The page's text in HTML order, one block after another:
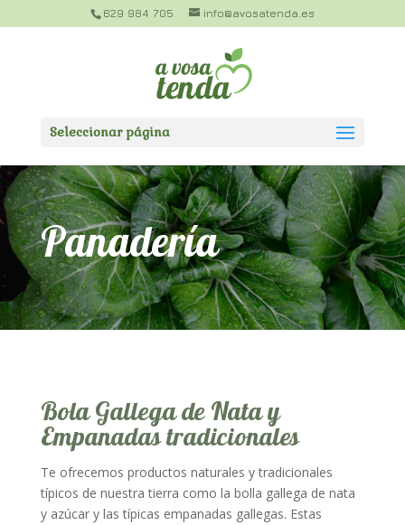
629 984 705 info@avosatenda.es
Seleccionar página
Panadería
Bola Gallega de Nata y
Empanadas tradicionales
Te ofrecemos productos naturales y tradicionales
típicos de nuestra tierra como la bolla gallega de nata
y azúcar y las típicas empanadas gallegas. Estas